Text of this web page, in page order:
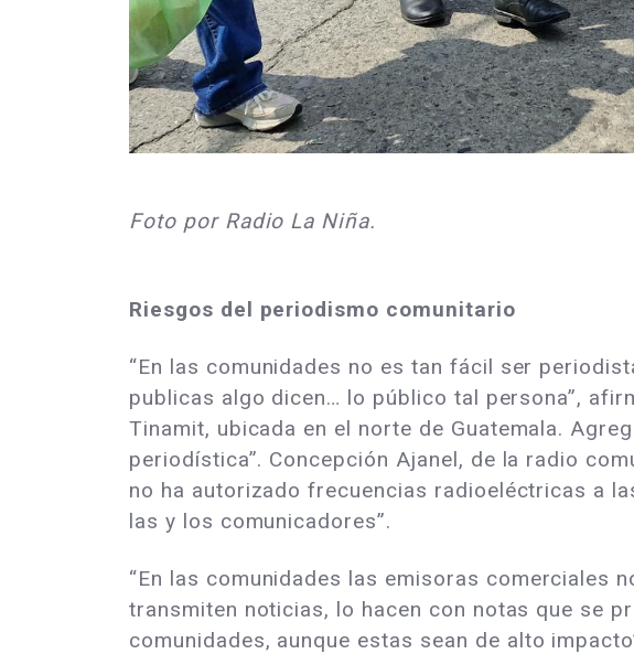
Foto por Radio La Niña.
Riesgos del periodismo comunitario
“En las comunidades no es tan fácil ser
publicas algo dicen… lo público tal persona”,
Tinamit, ubicada en el norte de Guatemala.
periodística”. Concepción Ajanel, de la radio
no ha autorizado frecuencias radioeléctricas a
las y los comunicadores”.
“En las comunidades las emisoras comerciales
transmiten noticias, lo hacen con notas que se
comunidades, aunque estas sean de alto